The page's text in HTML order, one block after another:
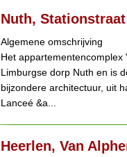
Nuth,
Algemene omschrijving
Het
Limburgse dorp Nuth en is
bijzondere architectuur, uit
Lanceé &a...
Heerlen, Van